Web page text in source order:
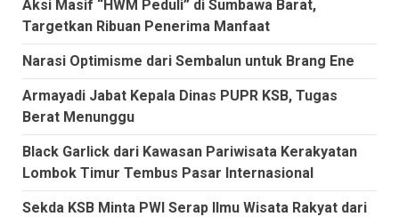
Aksi Masif “HWM Peduli” di Sumbawa Barat,
Targetkan Ribuan Penerima Manfaat
Narasi Optimisme dari Sembalun untuk Brang Ene
Armayadi Jabat Kepala Dinas PUPR KSB, Tugas
Berat Menunggu
Black Garlick dari Kawasan Pariwisata Kerakyatan
Lombok Timur Tembus Pasar Internasional
Sekda KSB Minta PWI Serap Ilmu Wisata Rakyat dari